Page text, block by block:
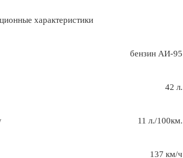
характеристики
бензин АИ-95
42 л.
11 л./100км.
137 км/ч